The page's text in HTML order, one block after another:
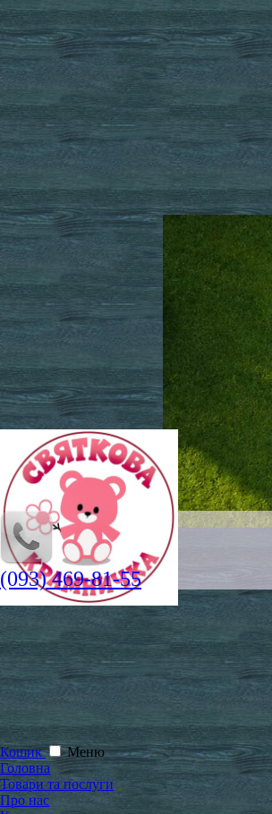
(093) 469-81-55
Кошик
Меню
Головна
Товари та послуги
Про нас